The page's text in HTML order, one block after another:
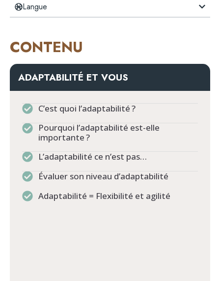
Langue
CONTENU
ADAPTABILITÉ ET VOUS
C’est quoi l’adaptabilité ?
Pourquoi l’adaptabilité est-elle
importante ?
L’adaptabilité ce n’est pas…
Évaluer son niveau d’adaptabilité
Adaptabilité = Flexibilité et agilité